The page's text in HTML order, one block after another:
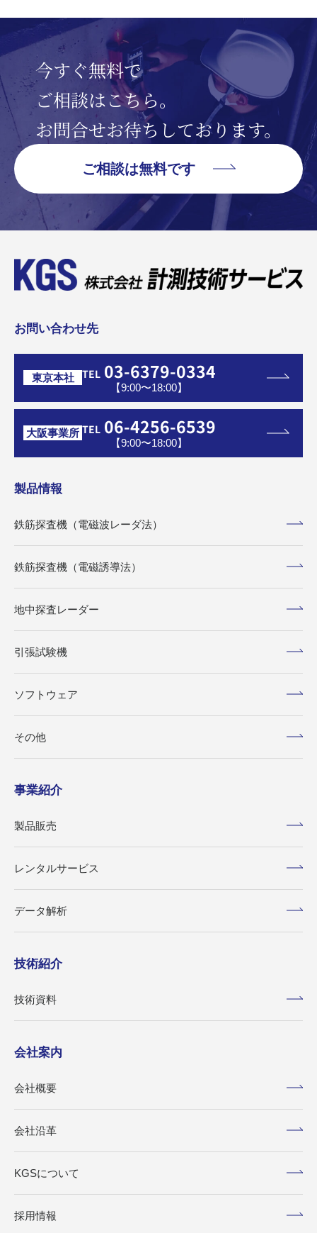
今すぐ無料で
ご相談はこちら。
お問合せお待ちしております。
ご相談は無料です
お問い合わせ先
東京本社 TEL 03-6379-0334
【9:00〜18:00】
大阪事業所 TEL 06-4256-6539
【9:00〜18:00】
製品情報
鉄筋探査機（電磁波レーダ法）
鉄筋探査機（電磁誘導法）
地中探査レーダー
引張試験機
ソフトウェア
その他
事業紹介
製品販売
レンタルサービス
データ解析
技術紹介
技術資料
会社案内
会社概要
会社沿革
KGSについて
採用情報